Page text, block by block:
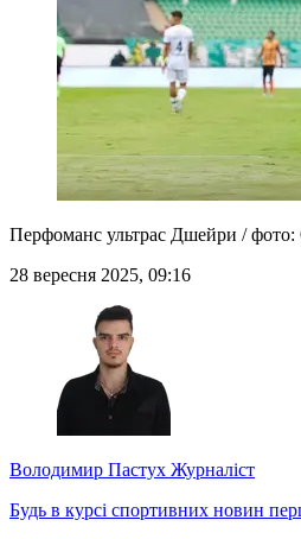
Перфоманс ультрас Дшейри /
28 вересня 2025, 09:16
Володимир Пастух Журналіст
Будь в курсі спортивних новин